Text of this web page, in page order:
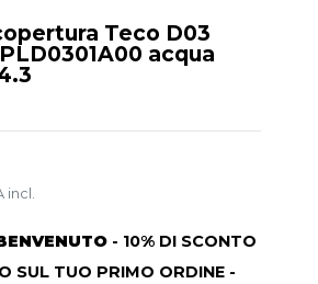
Teco D03
acqua
incl.
- 10% DI SCONTO
SUL TUO PRIMO ORDINE -